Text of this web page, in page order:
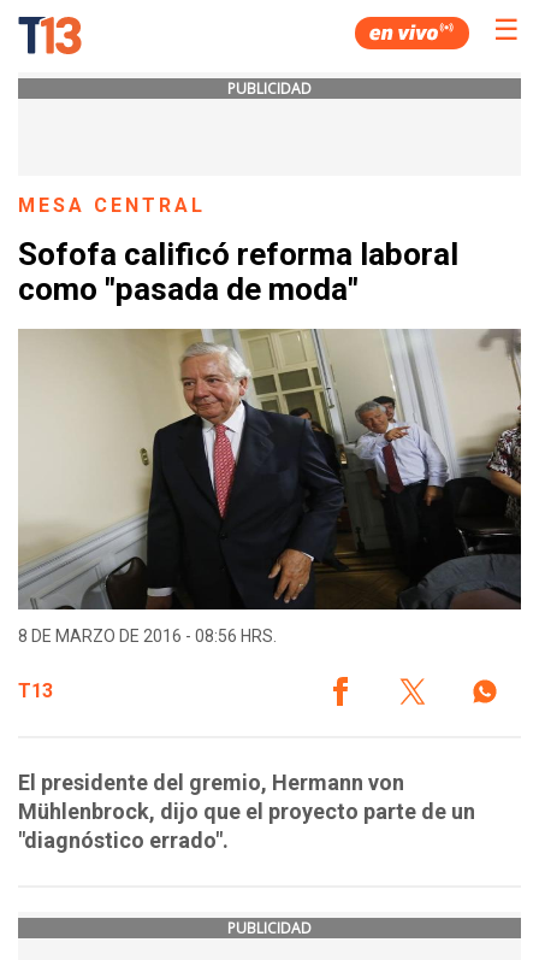
☰
PUBLICIDAD
MESA CENTRAL
Sofofa calificó reforma laboral
como "pasada de moda"
8 DE MARZO DE 2016 - 08:56 HRS.
T13
El presidente del gremio, Hermann von
Mühlenbrock, dijo que el proyecto parte de un
"diagnóstico errado".
PUBLICIDAD